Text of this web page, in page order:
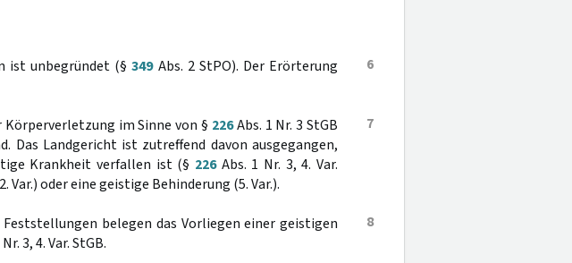
6
ist unbegründet (§349Abs. 2 StPO). Der Erörterung
7
Körperverletzung im Sinne von § 226Abs. 1 Nr. 3 StGB
Das Landgericht ist zutreffend davon ausgegangen,
Krankheit verfallen ist (§ 226Abs. 1 Nr. 3, 4. Var.
oder eine geistige Behinderung (5. Var.).
8
belegen das Vorliegen einer geistigen
3, 4. Var. StGB.